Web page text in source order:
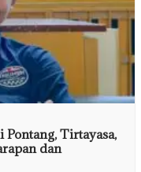
Pontang, Tirtayasa,
dan